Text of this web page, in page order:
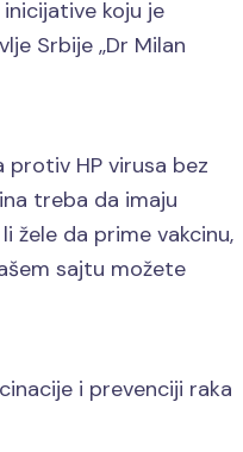
koju je
Srbije ,,Dr Milan
HP virusa bez
treba da imaju
žele da prime vakcinu,
sajtu možete
i prevenciji raka